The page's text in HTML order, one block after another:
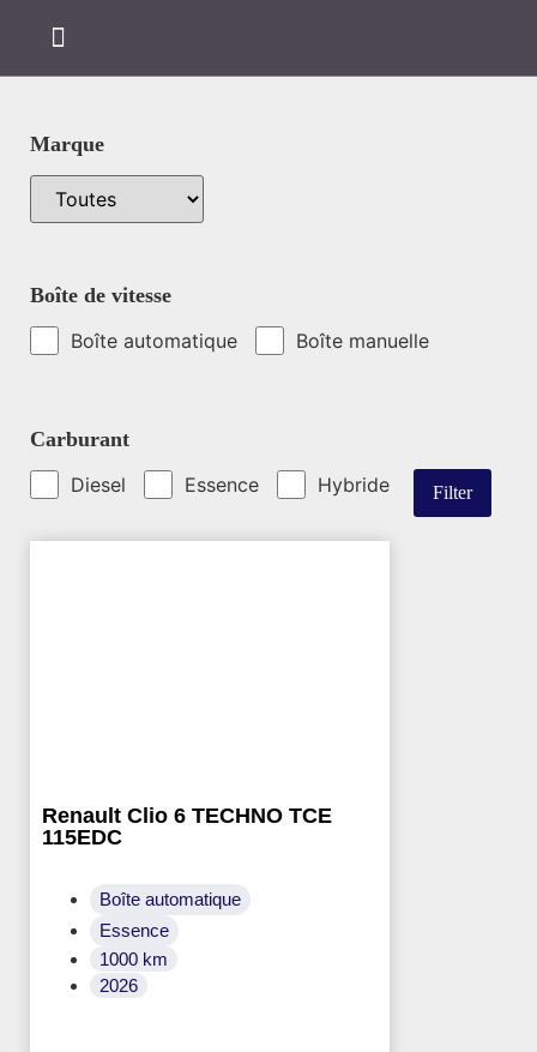
Marque
Boîte de vitesse
Boîte automatique
Boîte manuelle
Carburant
Diesel
Essence Hybride
Renault Clio 6 TECHNO TCE
115EDC
Boîte automatique
Essence
1000 km
2026